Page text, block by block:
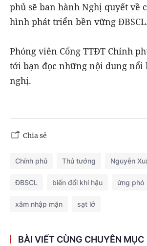
phủ sẽ ban hành Nghị quyết về
hình phát triển bền vững
Phóng viên Cổng TTĐT Chính
tới bạn đọc những nội dung nổi
nghị.
Chia sẻ
Chính phủ Thủ tướng Nguyễn
ĐBSCL biến đổi khí hậu ứng phó
xâm nhập mặn sạt lở
BÀI VIẾT CÙNG CHUYÊN MỤC